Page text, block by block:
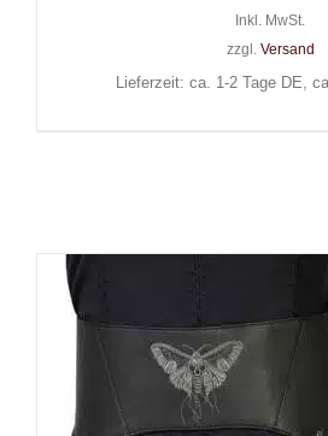
Inkl. MwSt.
zzgl. Versand
Lieferzeit: ca. 1-2 Tage DE,